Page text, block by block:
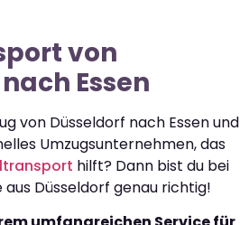
von
Essen
von Düsseldorf nach Essen und
Umzugsunternehmen, das
hilft? Dann bist du bei
aus Düsseldorf genau richtig!